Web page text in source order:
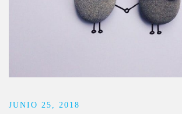
JUNIO 25, 2018